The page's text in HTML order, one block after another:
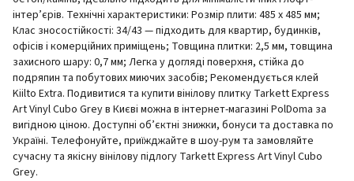
інтер’єрів. Технічні характеристики: Розмір плити: 485 х 485 мм;
Клас зносостійкості: 34/43 — підходить для квартир, будинків,
офісів і комерційних приміщень; Товщина плитки: 2,5 мм, товщина
захисного шару: 0,7 мм; Легка у догляді поверхня, стійка до
подряпин та побутових миючих засобів; Рекомендується клей
Kiilto Extra. Подивитися та купити вінілову плитку Tarkett Express
Art Vinyl Cubo Grey в Києві можна в інтернет-магазині PolDoma за
вигідною ціною. Доступні об’єктні знижки, бонуси та доставка по
Україні. Телефонуйте, приїжджайте в шоу-рум та замовляйте
сучасну та якісну вінілову підлогу Tarkett Express Art Vinyl Cubo
Grey.